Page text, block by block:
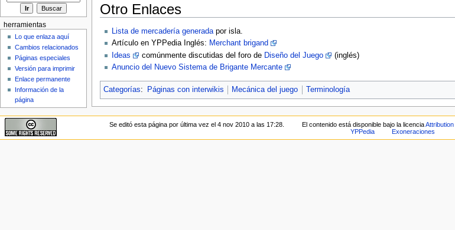
Otro Enlaces
Lista de mercadería generadapor isla.
Artículo en YPPedia Inglés: Merchant brigand
Ideas
comúnmente discutidas del foro de Diseño del Juego
(inglés)
Anuncio del Nuevo Sistema de Brigante Mercante
Categorías: Páginas con interwikis Mecánica del juego Terminología
herramientas
Lo que enlaza aquí
Cambios relacionados
Páginas especiales
Versión para imprimir
Enlace permanente
Información de la
página
Se editó esta página por última vez el 4 nov 2010 a las 17:28. El contenido está disponible bajo la licenciaAttribution
YPPedia
Exoneraciones